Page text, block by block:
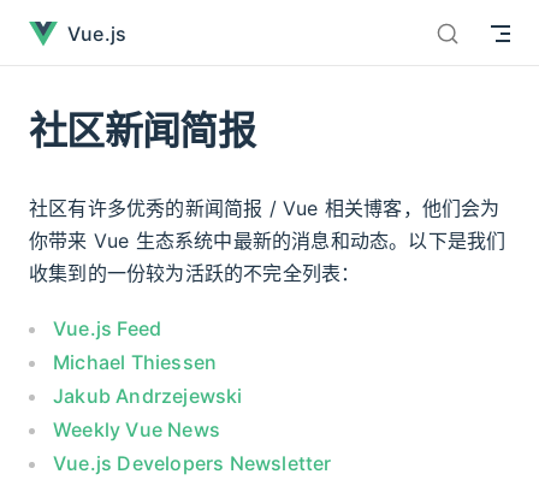
直接跳到内容
Vue.js
社区新闻简报
社区有许多优秀的新闻简报 / Vue 相关博客，他们会为
你带来 Vue 生态系统中最新的消息和动态。以下是我们
收集到的一份较为活跃的不完全列表：
Vue.js Feed
Michael Thiessen
Jakub Andrzejewski
Weekly Vue News
Vue.js Developers Newsletter